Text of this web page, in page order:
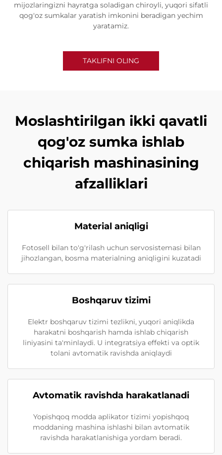
mijozlaringizni hayratga soladigan chiroyli, yuqori sifatli
qog'oz sumkalar yaratish imkonini beradigan yechim
yaratamiz.
TAKLIFNI OLING
Moslashtirilgan ikki qavatli
qog'oz sumka ishlab
chiqarish mashinasining
afzalliklari
Material aniqligi
Fotosell bilan to'g'rilash uchun servosistemasi bilan
jihozlangan, bosma materialning aniqligini kuzatadi
Boshqaruv tizimi
Elektr boshqaruv tizimi tezlikni, yuqori aniqlikda
harakatni boshqarish hamda ishlab chiqarish
liniyasini ta'minlaydi. U integratsiya effekti va optik
tolani avtomatik ravishda aniqlaydi
Avtomatik ravishda harakatlanadi
Yopishqoq modda aplikator tizimi yopishqoq
moddaning mashina ishlashi bilan avtomatik
ravishda harakatlanishiga yordam beradi.